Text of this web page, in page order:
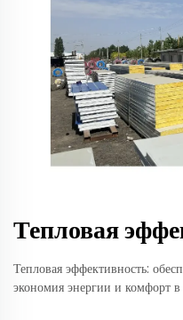
Тепловая
Тепловая эффективность:
экономия энергии и комфорт